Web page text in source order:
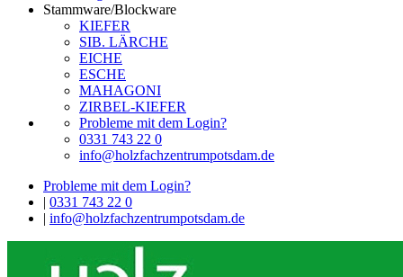
Stammware/Blockware
KIEFER
SIB. LÄRCHE
EICHE
ESCHE
MAHAGONI
ZIRBEL-KIEFER
Probleme mit dem Login?
0331 743 22 0
info@holzfachzentrumpotsdam.de
Probleme mit dem Login?
| 0331 743 22 0
| info@holzfachzentrumpotsdam.de